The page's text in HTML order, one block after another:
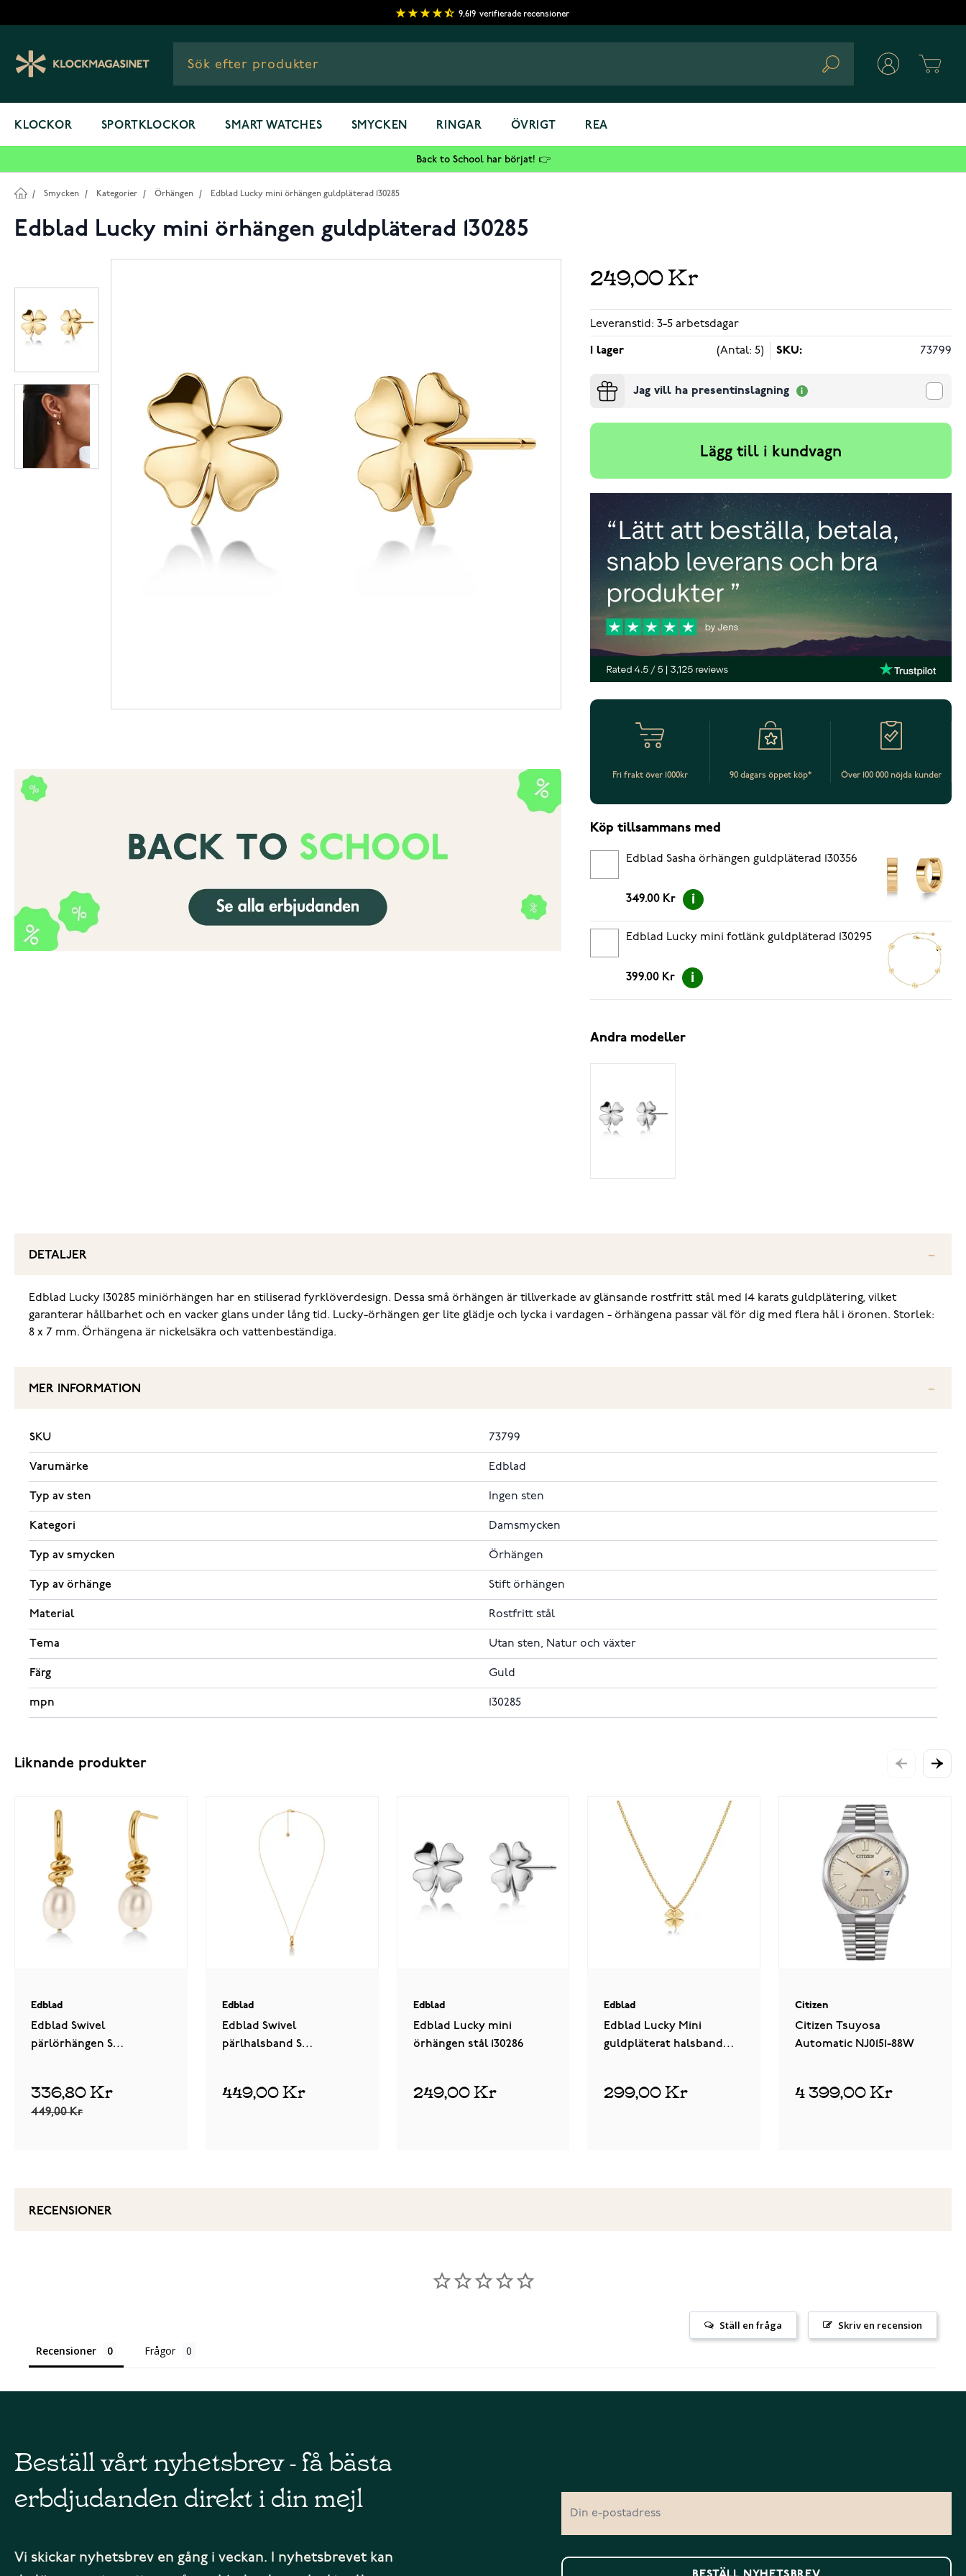
9,619 verifierade recensioner
Search
KLOCKOR SPORTKLOCKOR SMART WATCHES SMYCKEN RINGAR ÖVRIGT REA
Back to School har börjat! 👉
/ Smycken / Kategorier / Örhängen / Edblad Lucky mini örhängen guldpläterad 130285
Edblad Lucky mini örhängen guldpläterad 130285
249,00 Kr
Leveranstid: 3-5 arbetsdagar
I lager (Antal: 5) SKU: 73799
Jag vill ha presentinslagning
Lägg till i kundvagn
Fri frakt över 1000kr 90 dagars öppet köp* Över 100 000 nöjda kunder
Köp tillsammans med
Edblad Sasha örhängen guldpläterad 130356
349.00 Kr
Edblad Lucky mini fotlänk guldpläterad 130295
399.00 Kr
Andra modeller
DETALJER
Edblad Lucky 130285 miniörhängen har en stiliserad fyrklöverdesign. Dessa små örhängen är tillverkade av glänsande rostfritt stål med 14 karats guldplätering, vilket
garanterar hållbarhet och en vacker glans under lång tid. Lucky-örhängen ger lite glädje och lycka i vardagen - örhängena passar väl för dig med flera hål i öronen. Storlek:
8 x 7 mm. Örhängena är nickelsäkra och vattenbeständiga.
MER INFORMATION
SKU 73799
Varumärke Edblad
Typ av sten Ingen sten
Kategori Damsmycken
Typ av smycken Örhängen
Typ av örhänge Stift örhängen
Material Rostfritt stål
Tema Utan sten, Natur och växter
Färg Guld
mpn 130285
Liknande produkter
Edblad
Edblad Swivel
pärlörhängen S
336,80 Kr
449,00 Kr
Edblad
Edblad Swivel
pärlhalsband S
449,00 Kr
Edblad
Edblad Lucky mini
örhängen stål 130286
249,00 Kr
Edblad
Edblad Lucky Mini
guldpläterat halsband
299,00 Kr
Citizen
Citizen Tsuyosa
Automatic NJ0151-88W
4 399,00 Kr
RECENSIONER
Skriv en recension
Ställ en fråga
Recensioner Frågor
Beställ vårt nyhetsbrev - få bästa
erbdjudanden direkt i din mejl
Vi skickar nyhetsbrev en gång i veckan. I nyhetsbrevet kan